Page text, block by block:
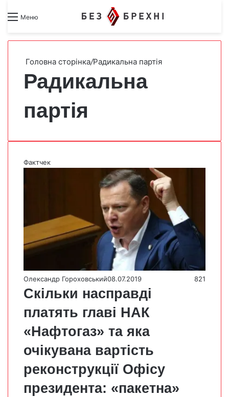
Меню Search forSwitch skin
Головна сторінка/Радикальна партія
Радикальна
партія
Фактчек
Олександр Гороховський08.07.2019 821
Скільки насправді
платять главі НАК
«Нафтогаз» та яка
очікувана вартість
реконструкції Офісу
президента: «пакетна»